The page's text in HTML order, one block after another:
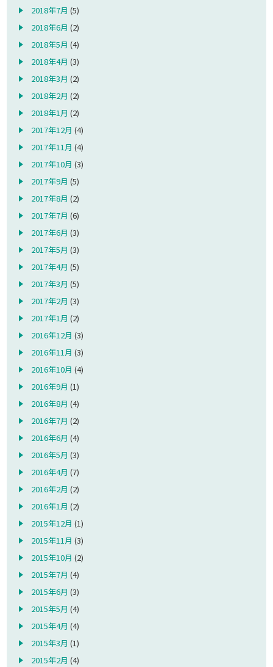
2018年7月 (5)
2018年6月 (2)
2018年5月 (4)
2018年4月 (3)
2018年3月 (2)
2018年2月 (2)
2018年1月 (2)
2017年12月 (4)
2017年11月 (4)
2017年10月 (3)
2017年9月 (5)
2017年8月 (2)
2017年7月 (6)
2017年6月 (3)
2017年5月 (3)
2017年4月 (5)
2017年3月 (5)
2017年2月 (3)
2017年1月 (2)
2016年12月 (3)
2016年11月 (3)
2016年10月 (4)
2016年9月 (1)
2016年8月 (4)
2016年7月 (2)
2016年6月 (4)
2016年5月 (3)
2016年4月 (7)
2016年2月 (2)
2016年1月 (2)
2015年12月 (1)
2015年11月 (3)
2015年10月 (2)
2015年7月 (4)
2015年6月 (3)
2015年5月 (4)
2015年4月 (4)
2015年3月 (1)
2015年2月 (4)